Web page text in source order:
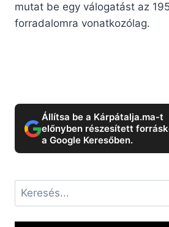
mutat be egy válogatást az
forradalomra vonatkozólag.
Állítsa be a Kárpátalja.ma-t
előnyben részesített
a Google Keresőben.
Keresés